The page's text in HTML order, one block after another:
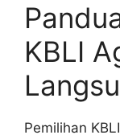
KBLI
Pemilihan